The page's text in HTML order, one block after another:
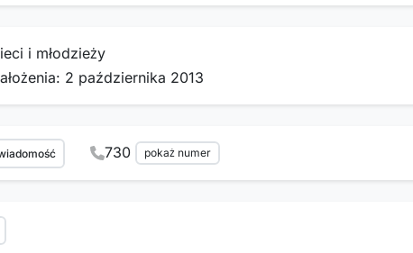
i młodzieży
2 października 2013
730 pokaż numer